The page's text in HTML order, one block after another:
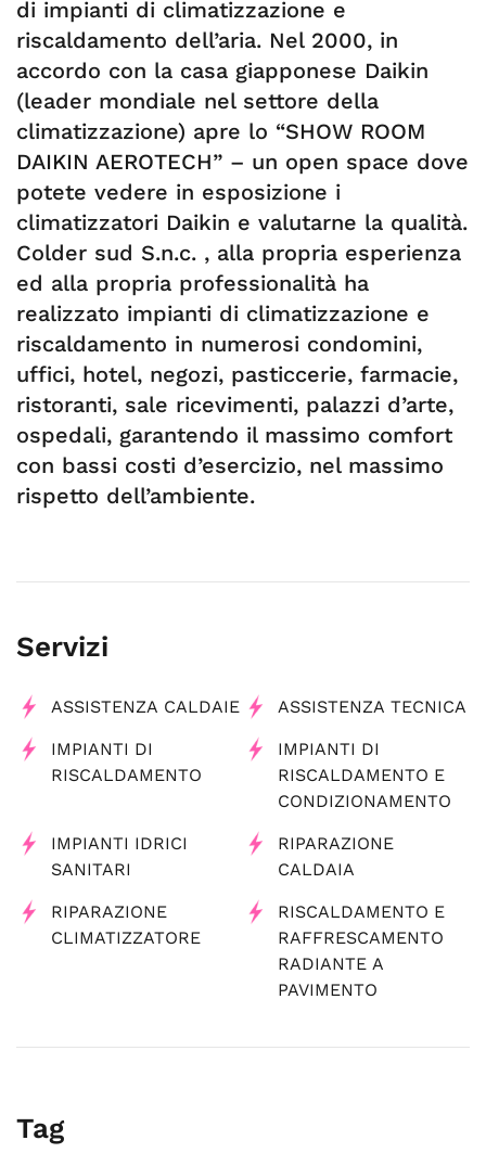
di impianti di climatizzazione e
riscaldamento dell’aria. Nel 2000, in
accordo con la casa giapponese Daikin
(leader mondiale nel settore della
climatizzazione) apre lo “SHOW ROOM
DAIKIN AEROTECH” – un open space dove
potete vedere in esposizione i
climatizzatori Daikin e valutarne la qualità.
Colder sud S.n.c. , alla propria esperienza
ed alla propria professionalità ha
realizzato impianti di climatizzazione e
riscaldamento in numerosi condomini,
uffici, hotel, negozi, pasticcerie, farmacie,
ristoranti, sale ricevimenti, palazzi d’arte,
ospedali, garantendo il massimo comfort
con bassi costi d’esercizio, nel massimo
rispetto dell’ambiente.
Servizi
ASSISTENZA CALDAIE ASSISTENZA TECNICA
IMPIANTI DI
RISCALDAMENTO
IMPIANTI DI
RISCALDAMENTO E
CONDIZIONAMENTO
IMPIANTI IDRICI
SANITARI
RIPARAZIONE
CALDAIA
RIPARAZIONE
CLIMATIZZATORE
RISCALDAMENTO E
RAFFRESCAMENTO
RADIANTE A
PAVIMENTO
Tag